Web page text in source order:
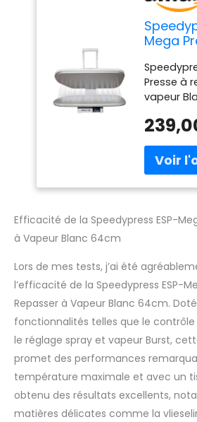
Mega
Blanc
Presse à
vapeur
cm. 38
fois
qu'un
presse
en
350 W de
Housse
feutre en
un
un
un verre
Garantie
12 mois y
Efficacité de la Speedypress ESP-
à Vapeur Blanc 64cm
Lors de mes tests, j’ai été
l’efficacité de la Speedypress ESP-
Repasser à Vapeur Blanc 64cm.
fonctionnalités telles que le
le réglage spray et vapeur Burst,
promet des performances
température maximale et avec un
obtenu des résultats excellents,
matières délicates comme la